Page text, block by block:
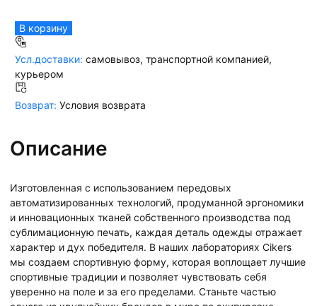
В корзину
Усл.доставки: самовывоз, транспортной компанией,
курьером
Возврат: Условия возврата
Описание
Изготовленная с использованием передовых
автоматизированных технологий, продуманной эргономики
и инновационных тканей собственного производства под
сублимационную печать, каждая деталь одежды отражает
характер и дух победителя. В наших лабораториях Cikers
мы создаем спортивную форму, которая воплощает лучшие
спортивные традиции и позволяет чувствовать себя
уверенно на поле и за его пределами. Станьте частью